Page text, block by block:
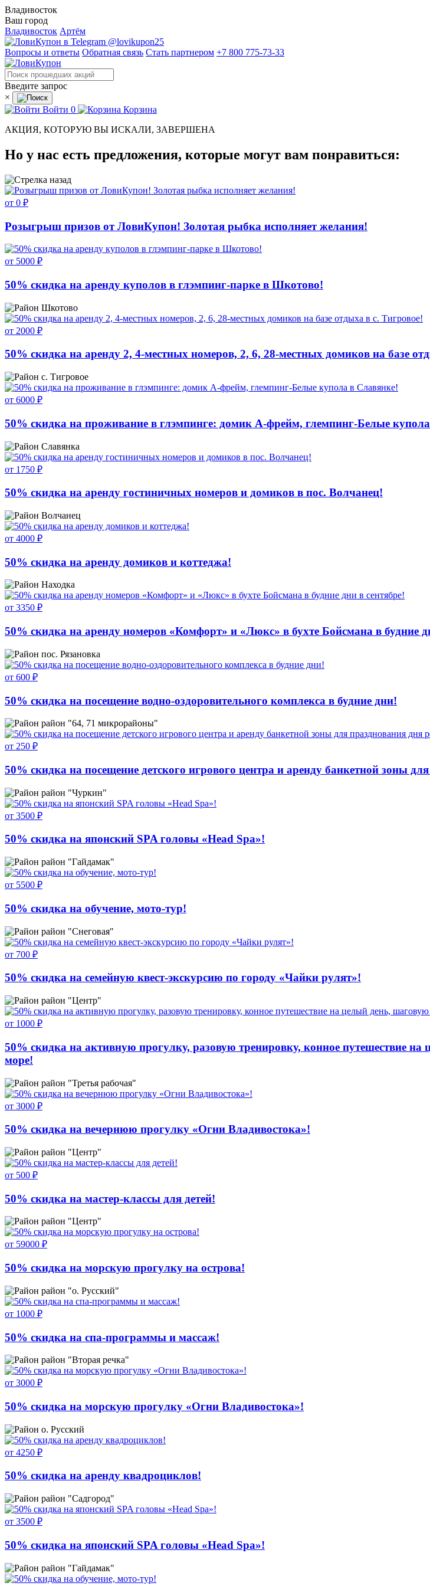
Владивосток
Ваш город
Владивосток Артём
@lovikupon25
Вопросы и ответы Обратная связь Стать партнером +7 800 775-73-33
Введите запрос
×
Войти 0
Корзина
АКЦИЯ, КОТОРУЮ ВЫ ИСКАЛИ, ЗАВЕРШЕНА
Но у нас есть предложения, которые могут вам понравиться:
от 0 ₽
Розыгрыш призов от ЛовиКупон! Золотая рыбка исполняет желания!
от 5000 ₽
50% скидка на аренду куполов в глэмпинг-парке в Шкотово!
Шкотово
от 2000 ₽
50% скидка на аренду 2, 4-местных номеров, 2, 6, 28-местных домиков на базе
с. Тигровое
от 6000 ₽
50% скидка на проживание в глэмпинге: домик А-фрейм, глемпинг-Белые
Славянка
от 1750 ₽
50% скидка на аренду гостиничных номеров и домиков в пос. Волчанец!
Волчанец
от 4000 ₽
50% скидка на аренду домиков и коттеджа!
Находка
от 3350 ₽
50% скидка на аренду номеров «Комфорт» и «Люкс» в бухте Бойсмана в будние
пос. Рязановка
от 600 ₽
50% скидка на посещение водно-оздоровительного комплекса в будние дни!
район "64, 71 микрорайоны"
от 250 ₽
50% скидка на посещение детского игрового центра и аренду банкетной зоны
район "Чуркин"
от 3500 ₽
50% скидка на японский SPA головы «Head Spa»!
район "Гайдамак"
от 5500 ₽
50% скидка на обучение, мото-тур!
район "Снеговая"
от 700 ₽
50% скидка на семейную квест-экскурсию по городу «Чайки рулят»!
район "Центр"
от 1000 ₽
50% скидка на активную прогулку, разовую тренировку, конное путешествие
море!
район "Третья рабочая"
от 3000 ₽
50% скидка на вечернюю прогулку «Огни Владивостока»!
район "Центр"
от 500 ₽
50% скидка на мастер-классы для детей!
район "Центр"
от 59000 ₽
50% скидка на морскую прогулку на острова!
район "о. Русский"
от 1000 ₽
50% скидка на спа-программы и массаж!
район "Вторая речка"
от 3000 ₽
50% скидка на морскую прогулку «Огни Владивостока»!
о. Русский
от 4250 ₽
50% скидка на аренду квадроциклов!
район "Садгород"
от 3500 ₽
50% скидка на японский SPA головы «Head Spa»!
район "Гайдамак"